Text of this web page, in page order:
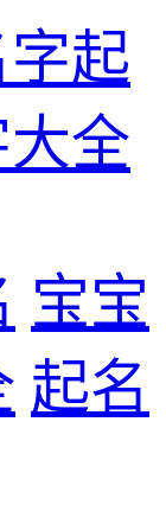
起
全
宝宝
起名